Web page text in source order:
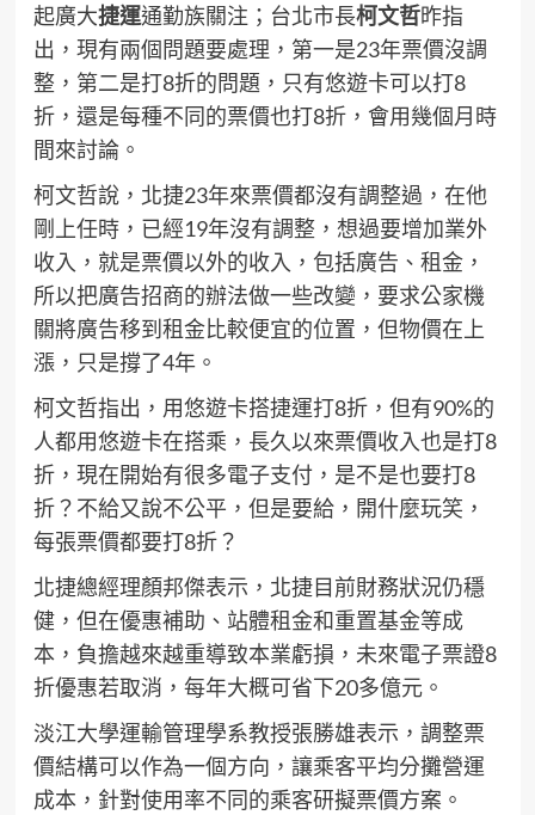
起廣大捷運通勤族關注；台北市長柯文哲昨指
出，現有兩個問題要處理，第一是23年票價沒調
整，第二是打8折的問題，只有悠遊卡可以打8
折，還是每種不同的票價也打8折，會用幾個月時
間來討論。
柯文哲說，北捷23年來票價都沒有調整過，在他
剛上任時，已經19年沒有調整，想過要增加業外
收入，就是票價以外的收入，包括廣告、租金，
所以把廣告招商的辦法做一些改變，要求公家機
關將廣告移到租金比較便宜的位置，但物價在上
漲，只是撐了4年。
柯文哲指出，用悠遊卡搭捷運打8折，但有90%的
人都用悠遊卡在搭乘，長久以來票價收入也是打8
折，現在開始有很多電子支付，是不是也要打8
折？不給又說不公平，但是要給，開什麼玩笑，
每張票價都要打8折？
北捷總經理顏邦傑表示，北捷目前財務狀況仍穩
健，但在優惠補助、站體租金和重置基金等成
本，負擔越來越重導致本業虧損，未來電子票證8
折優惠若取消，每年大概可省下20多億元。
淡江大學運輸管理學系教授張勝雄表示，調整票
價結構可以作為一個方向，讓乘客平均分攤營運
成本，針對使用率不同的乘客研擬票價方案。